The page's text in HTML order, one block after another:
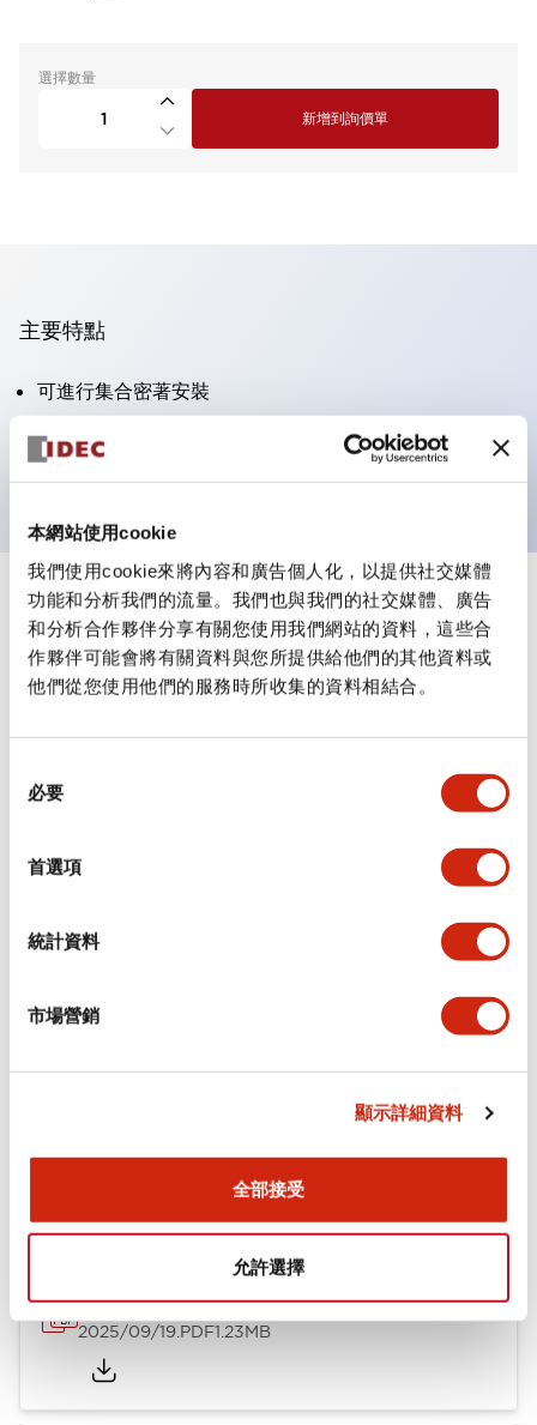
本網站使用cookie
我們使用cookie來將內容和廣告個人化，以提供社交媒體
功能和分析我們的流量。我們也與我們的社交媒體、廣告
和分析合作夥伴分享有關您使用我們網站的資料，這些合
作夥伴可能會將有關資料與您所提供給他們的其他資料或
他們從您使用他們的服務時所收集的資料相結合。
必要
首選項
統計資料
市場營銷
顯示詳細資料
全部接受
允許選擇
選擇數量
新增到詢價單
主要特點
可進行集合密著安裝
附鎖選擇開關採用高安全性的彈子鎖結構
防護結構為IP65（IEC60529）
規格 顯示全部
審美規範
環境規範
功能規格
Flush Silhouette LW系列 控制元件 (英文版)
2025/09/19.PDF1.23MB